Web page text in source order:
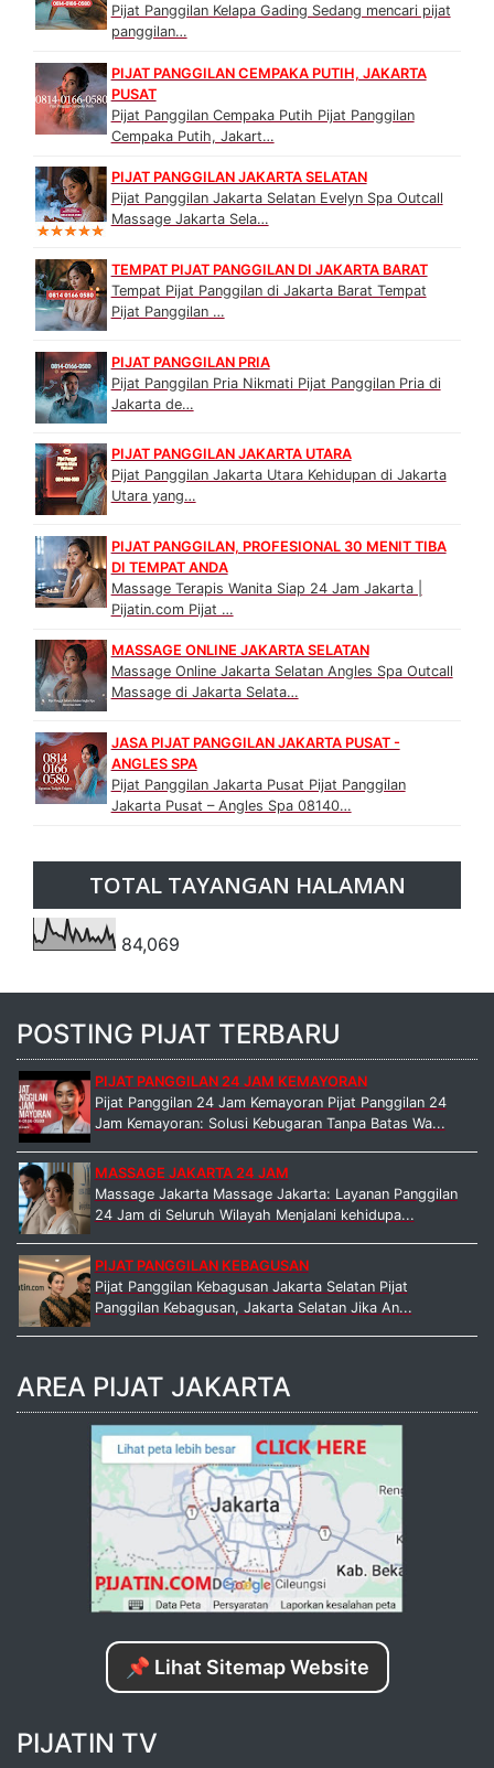
Pijat Panggilan Kelapa Gading Sedang mencari pijat
panggilan…
PIJAT PANGGILAN CEMPAKA PUTIH, JAKARTA
PUSAT
Pijat Panggilan Cempaka Putih Pijat Panggilan
Cempaka Putih, Jakart…
PIJAT PANGGILAN JAKARTA SELATAN
Pijat Panggilan Jakarta Selatan Evelyn Spa Outcall
Massage Jakarta Sela…
TEMPAT PIJAT PANGGILAN DI JAKARTA BARAT
Tempat Pijat Panggilan di Jakarta Barat Tempat
Pijat Panggilan …
PIJAT PANGGILAN PRIA
Pijat Panggilan Pria Nikmati Pijat Panggilan Pria di
Jakarta de…
PIJAT PANGGILAN JAKARTA UTARA
Pijat Panggilan Jakarta Utara Kehidupan di Jakarta
Utara yang…
PIJAT PANGGILAN, PROFESIONAL 30 MENIT TIBA
DI TEMPAT ANDA
Massage Terapis Wanita Siap 24 Jam Jakarta |
Pijatin.com Pijat …
MASSAGE ONLINE JAKARTA SELATAN
Massage Online Jakarta Selatan Angles Spa Outcall
Massage di Jakarta Selata…
JASA PIJAT PANGGILAN JAKARTA PUSAT -
ANGLES SPA
Pijat Panggilan Jakarta Pusat Pijat Panggilan
Jakarta Pusat – Angles Spa 08140…
TOTAL TAYANGAN HALAMAN
84,069
POSTING PIJAT TERBARU
PIJAT PANGGILAN 24 JAM KEMAYORAN
Pijat Panggilan 24 Jam Kemayoran Pijat Panggilan 24
Jam Kemayoran: Solusi Kebugaran Tanpa Batas Wa...
MASSAGE JAKARTA 24 JAM
Massage Jakarta Massage Jakarta: Layanan Panggilan
24 Jam di Seluruh Wilayah Menjalani kehidupa...
PIJAT PANGGILAN KEBAGUSAN
Pijat Panggilan Kebagusan Jakarta Selatan Pijat
Panggilan Kebagusan, Jakarta Selatan Jika An...
AREA PIJAT JAKARTA
📌 Lihat Sitemap Website
PIJATIN TV